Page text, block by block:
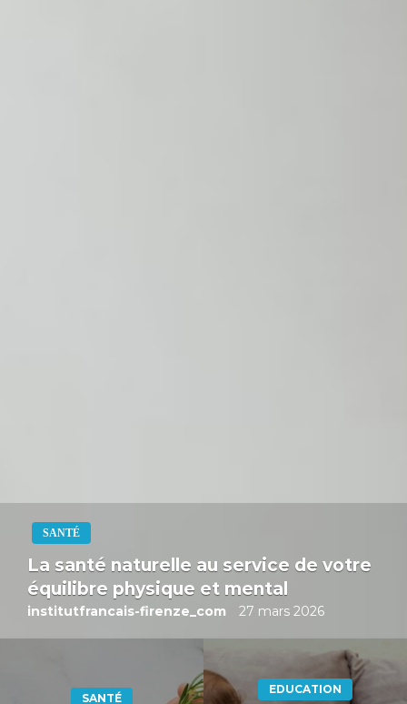
SANTÉ
La santé naturelle au service de votre
équilibre physique et mental
institutfrancais-firenze_com 27 mars 2026
SANTÉ
EDUCATION